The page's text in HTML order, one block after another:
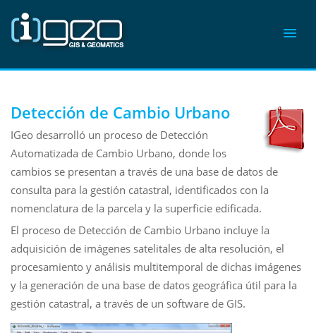
Detección de Cambio Urbano
IGeo desarrolló un proceso de Detección
Automatizada de Cambio Urbano, donde los
cambios se presentan a través de una base de datos de
consulta para la gestión catastral, identificados con la
nomenclatura de la parcela y la superficie edificada.
El proceso de Detección de Cambio Urbano incluye la
adquisición de imágenes satelitales de alta resolución, el
procesamiento y análisis multitemporal de dichas imágenes
y la generación de una base de datos geográfica útil para la
gestión catastral, a través de un software de GIS.